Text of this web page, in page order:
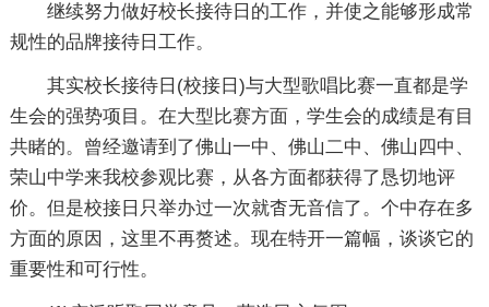
继续努力做好校长接待日的工作，并使之能够形成常
规性的品牌接待日工作。
其实校长接待日(校接日)与大型歌唱比赛一直都是学
生会的强势项目。在大型比赛方面，学生会的成绩是有目
共睹的。曾经邀请到了佛山一中、佛山二中、佛山四中、
荣山中学来我校参观比赛，从各方面都获得了恳切地评
价。但是校接日只举办过一次就杳无音信了。个中存在多
方面的原因，这里不再赘述。现在特开一篇幅，谈谈它的
重要性和可行性。